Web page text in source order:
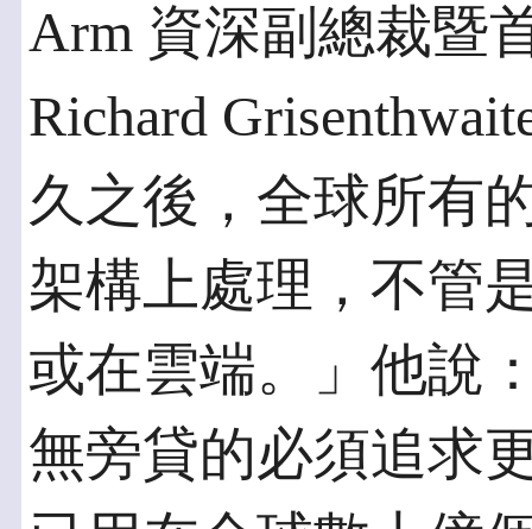
Arm 資深副總裁暨
Richard
久之後，全球所有
架構上處理，不管
或在雲端。」他說
無旁貸的必須追求